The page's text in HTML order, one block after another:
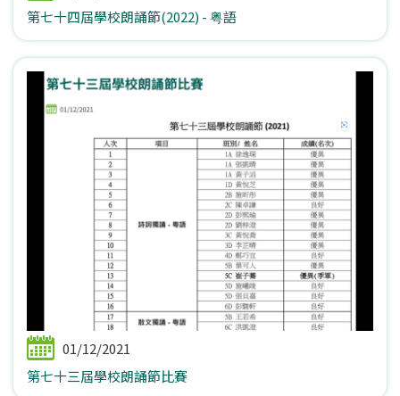
第七十四屆學校朗誦節(2022) - 粤語
01/12/2021
第七十三屆學校朗誦節比賽